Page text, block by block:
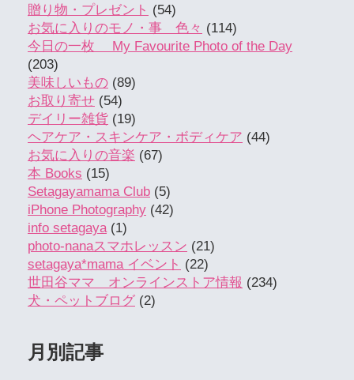
贈り物・プレゼント (54)
お気に入りのモノ・事 色々 (114)
今日の一枚 My Favourite Photo of the Day
(203)
美味しいもの (89)
お取り寄せ (54)
デイリー雑貨 (19)
ヘアケア・スキンケア・ボディケア (44)
お気に入りの音楽 (67)
本 Books (15)
Setagayamama Club (5)
iPhone Photography (42)
info setagaya(1)
photo-nanaスマホレッスン (21)
setagaya*mama イベント (22)
世田谷ママ オンラインストア情報 (234)
犬・ペットブログ (2)
月別記事